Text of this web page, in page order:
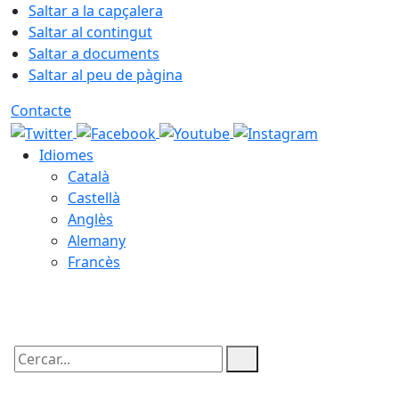
Saltar a la capçalera
Saltar al contingut
Saltar a documents
Saltar al peu de pàgina
Contacte
Idiomes
Català
Castellà
Anglès
Alemany
Francès
Cercar: